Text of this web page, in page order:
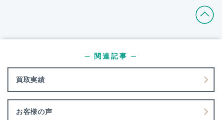
買取実績
─ 関連記事 ─
お客様の声